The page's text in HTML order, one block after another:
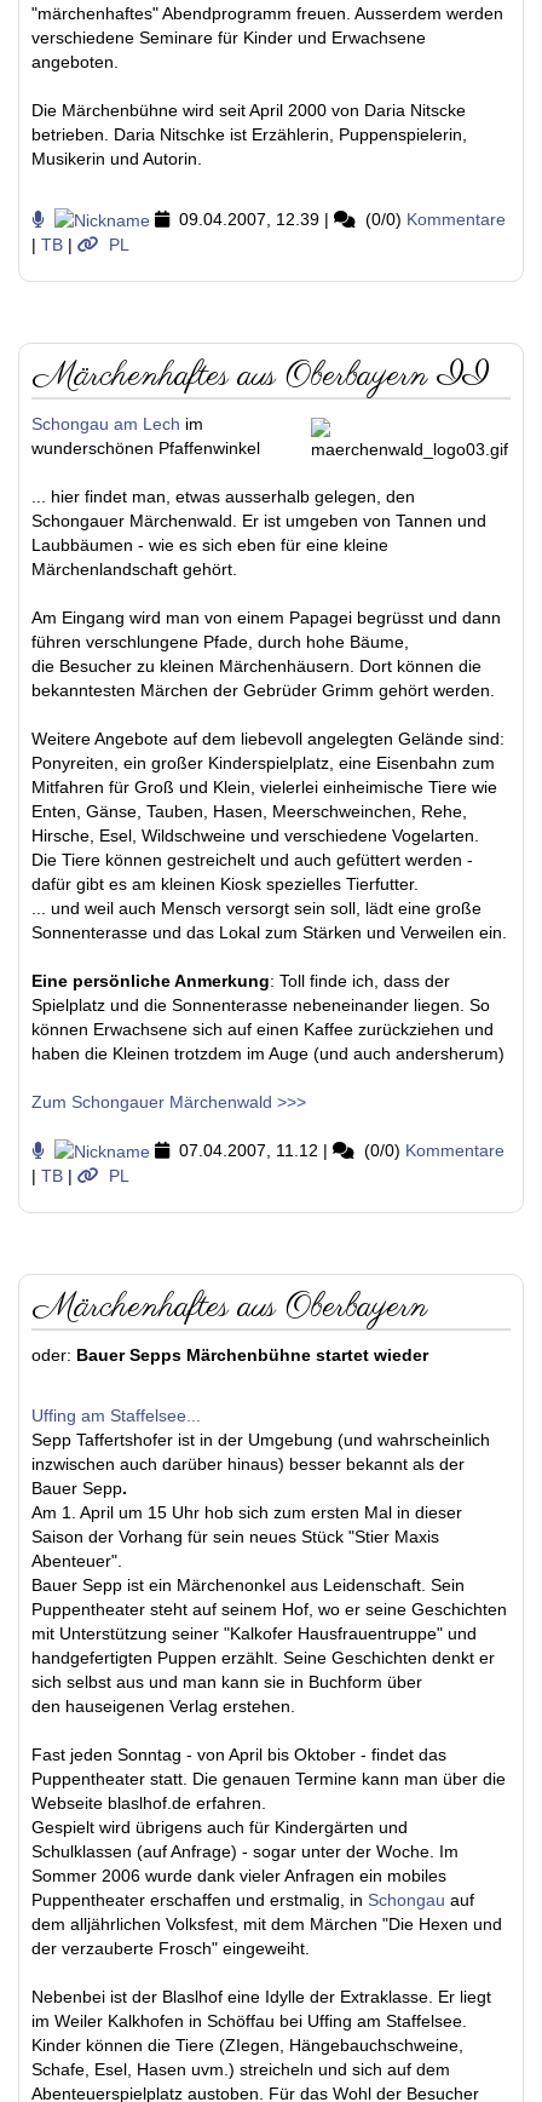
"märchenhaftes" Abendprogramm freuen. Ausserdem werden
verschiedene Seminare für Kinder und Erwachsene
angeboten.
Die Märchenbühne wird seit April 2000 von Daria Nitscke
betrieben. Daria Nitschke ist Erzählerin, Puppenspielerin,
Musikerin und Autorin.
09.04.2007, 12.39 | (0/0) Kommentare
| TB | PL
Märchenhaftes aus Oberbayern II
Schongau am Lech im
wunderschönen Pfaffenwinkel
... hier findet man, etwas ausserhalb gelegen, den
Schongauer Märchenwald. Er ist umgeben von Tannen und
Laubbäumen - wie es sich eben für eine kleine
Märchenlandschaft gehört.
Am Eingang wird man von einem Papagei begrüsst und dann
führen verschlungene Pfade, durch hohe Bäume,
die Besucher zu kleinen Märchenhäusern. Dort können die
bekanntesten Märchen der Gebrüder Grimm gehört werden.
Weitere Angebote auf dem liebevoll angelegten Gelände sind:
Ponyreiten, ein großer Kinderspielplatz, eine Eisenbahn zum
Mitfahren für Groß und Klein, vielerlei einheimische Tiere wie
Enten, Gänse, Tauben, Hasen, Meerschweinchen, Rehe,
Hirsche, Esel, Wildschweine und verschiedene Vogelarten.
Die Tiere können gestreichelt und auch gefüttert werden -
dafür gibt es am kleinen Kiosk spezielles Tierfutter.
... und weil auch Mensch versorgt sein soll, lädt eine große
Sonnenterasse und das Lokal zum Stärken und Verweilen ein.
Eine persönliche Anmerkung: Toll finde ich, dass der
Spielplatz und die Sonnenterasse nebeneinander liegen. So
können Erwachsene sich auf einen Kaffee zurückziehen und
haben die Kleinen trotzdem im Auge (und auch andersherum)
Zum Schongauer Märchenwald >>>
07.04.2007, 11.12 | (0/0) Kommentare
| TB | PL
Märchenhaftes aus Oberbayern
oder: Bauer Sepps Märchenbühne startet wieder
Uffing am Staffelsee...
Sepp Taffertshofer ist in der Umgebung (und wahrscheinlich
inzwischen auch darüber hinaus) besser bekannt als der
Bauer Sepp.
Am 1. April um 15 Uhr hob sich zum ersten Mal in dieser
Saison der Vorhang für sein neues Stück "Stier Maxis
Abenteuer".
Bauer Sepp ist ein Märchenonkel aus Leidenschaft. Sein
Puppentheater steht auf seinem Hof, wo er seine Geschichten
mit Unterstützung seiner "Kalkofer Hausfrauentruppe" und
handgefertigten Puppen erzählt. Seine Geschichten denkt er
sich selbst aus und man kann sie in Buchform über
den hauseigenen Verlag erstehen.
Fast jeden Sonntag - von April bis Oktober - findet das
Puppentheater statt. Die genauen Termine kann man über die
Webseite blaslhof.de erfahren.
Gespielt wird übrigens auch für Kindergärten und
Schulklassen (auf Anfrage) - sogar unter der Woche. Im
Sommer 2006 wurde dank vieler Anfragen ein mobiles
Puppentheater erschaffen und erstmalig, in Schongau auf
dem alljährlichen Volksfest, mit dem Märchen "Die Hexen und
der verzauberte Frosch" eingeweiht.
Nebenbei ist der Blaslhof eine Idylle der Extraklasse. Er liegt
im Weiler Kalkhofen in Schöffau bei Uffing am Staffelsee.
Kinder können die Tiere (ZIegen, Hängebauchschweine,
Schafe, Esel, Hasen uvm.) streicheln und sich auf dem
Abenteuerspielplatz austoben. Für das Wohl der Besucher